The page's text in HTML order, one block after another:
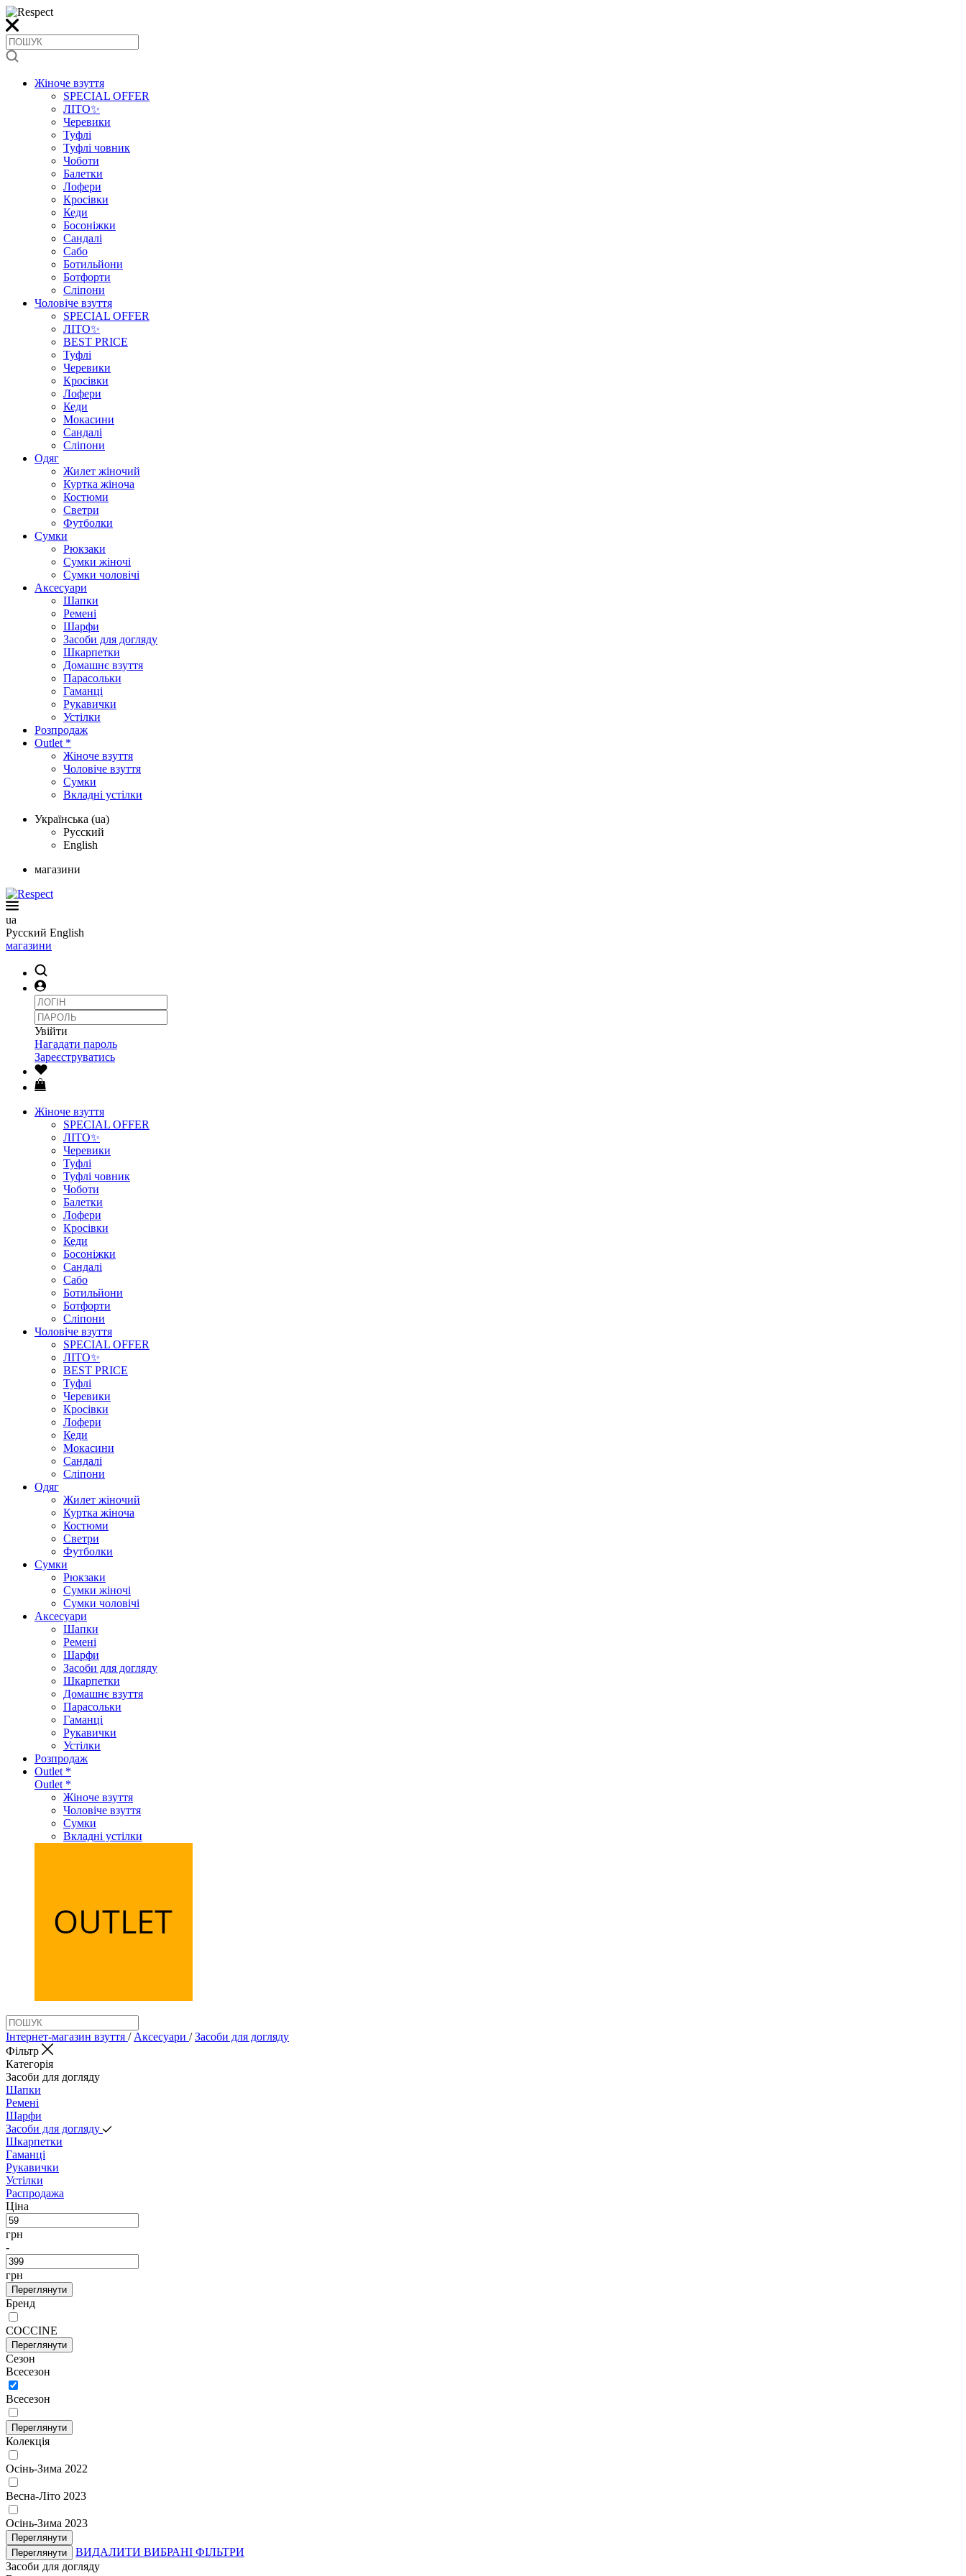
Жіноче взуття
SPECIAL OFFER
ЛІТО✨
Черевики
Туфлі
Туфлі човник
Чоботи
Балетки
Лофери
Кросівки
Кеди
Босоніжки
Сандалі
Сабо
Ботильйони
Ботфорти
Сліпони
Чоловіче взуття
SPECIAL OFFER
ЛІТО✨
BEST PRICE
Туфлі
Черевики
Кросівки
Лофери
Кеди
Мокасини
Сандалі
Сліпони
Одяг
Жилет жіночий
Куртка жіноча
Костюми
Светри
Футболки
Сумки
Рюкзаки
Сумки жіночі
Сумки чоловічі
Аксеcуари
Шапки
Ремені
Шарфи
Засоби для догляду
Шкарпетки
Домашнє взуття
Парасольки
Гаманці
Рукавички
Устілки
Розпродаж
Outlet *
Жіноче взуття
Чоловіче взуття
Сумки
Вкладні устілки
Українська (ua)
Русский
English
магазини
ua
Русский English
магазини
Увійти
Нагадати пароль
Зареєструватись
Жіноче взуття
SPECIAL OFFER
ЛІТО✨
Черевики
Туфлі
Туфлі човник
Чоботи
Балетки
Лофери
Кросівки
Кеди
Босоніжки
Сандалі
Сабо
Ботильйони
Ботфорти
Сліпони
Чоловіче взуття
SPECIAL OFFER
ЛІТО✨
BEST PRICE
Туфлі
Черевики
Кросівки
Лофери
Кеди
Мокасини
Сандалі
Сліпони
Одяг
Жилет жіночий
Куртка жіноча
Костюми
Светри
Футболки
Сумки
Рюкзаки
Сумки жіночі
Сумки чоловічі
Аксеcуари
Шапки
Ремені
Шарфи
Засоби для догляду
Шкарпетки
Домашнє взуття
Парасольки
Гаманці
Рукавички
Устілки
Розпродаж
Outlet *
Outlet *
Жіноче взуття
Чоловіче взуття
Сумки
Вкладні устілки
Інтернет-магазин взуття / Аксеcуари / Засоби для догляду
Фільтр
Категорія
Засоби для догляду
Шапки
Ремені
Шарфи
Засоби для догляду
Шкарпетки
Гаманці
Рукавички
Устілки
Распродажа
Ціна
грн
-
грн
Переглянути
Бренд
COCCINE
Переглянути
Сезон
Всесезон
Всесезон
Переглянути
Колекція
Осінь-Зима 2022
Весна-Літо 2023
Осінь-Зима 2023
Переглянути
Переглянути
ВИДАЛИТИ ВИБРАНІ ФІЛЬТРИ
Засоби для догляду